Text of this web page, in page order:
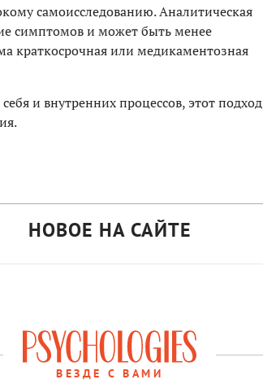
самоисследованию. Аналитическая
симптомов и может быть менее
краткосрочная или медикаментозная
и внутренних процессов, этот подход
НОВОЕ НА САЙТЕ
ВЕЗДЕ С ВАМИ